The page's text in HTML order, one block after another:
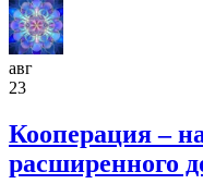
авг
23
Кооперация –
расширенного